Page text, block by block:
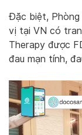
Đặc biệt, Phòng
vị tại VN có
Therapy được
đau mạn tính,